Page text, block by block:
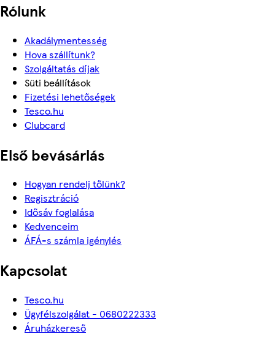
Rólunk
Akadálymentesség
Hova szállítunk?
Szolgáltatás díjak
Süti beállítások
Fizetési lehetőségek
Tesco.hu
Clubcard
Első bevásárlás
Hogyan rendelj tőlünk?
Regisztráció
Idősáv foglalása
Kedvenceim
ÁFÁ-s számla igénylés
Kapcsolat
Tesco.hu
Ügyfélszolgálat - 0680222333
Áruházkereső